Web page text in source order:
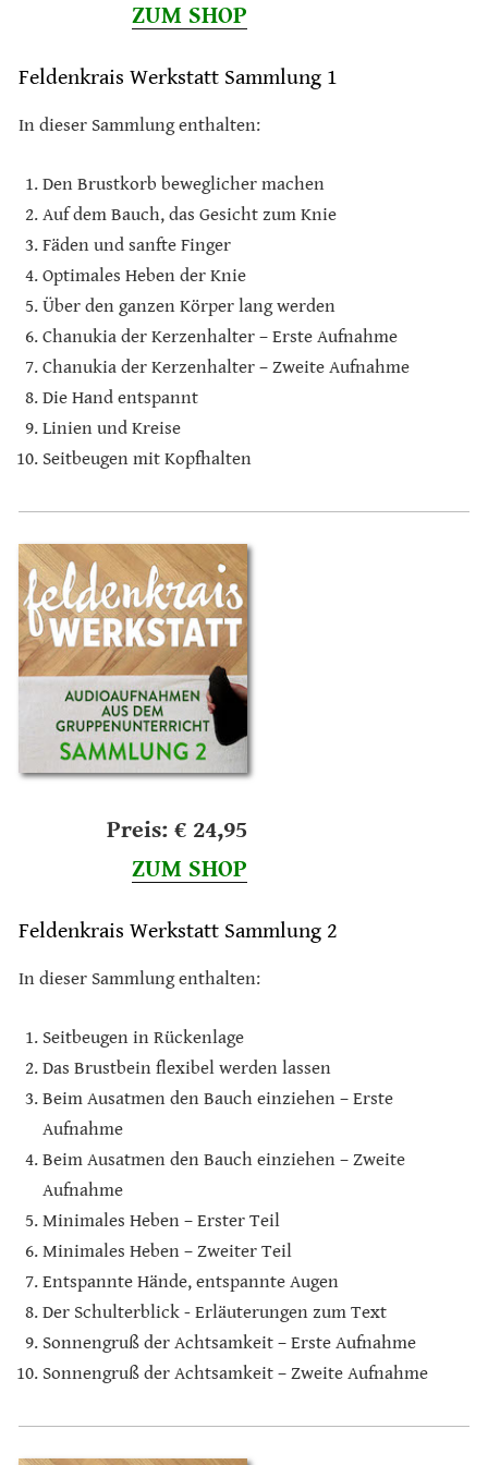
ZUM SHOP
Feldenkrais Werkstatt Sammlung 1
In dieser Sammlung enthalten:
Den Brustkorb beweglicher machen
Auf dem Bauch, das Gesicht zum Knie
Fäden und sanfte Finger
Optimales Heben der Knie
Über den ganzen Körper lang werden
Chanukia der Kerzenhalter – Erste Aufnahme
Chanukia der Kerzenhalter – Zweite Aufnahme
Die Hand entspannt
Linien und Kreise
Seitbeugen mit Kopfhalten
Preis: € 24,95
ZUM SHOP
Feldenkrais Werkstatt Sammlung 2
In dieser Sammlung enthalten:
Seitbeugen in Rückenlage
Das Brustbein flexibel werden lassen
Beim Ausatmen den Bauch einziehen – Erste
Aufnahme
Beim Ausatmen den Bauch einziehen – Zweite
Aufnahme
Minimales Heben – Erster Teil
Minimales Heben – Zweiter Teil
Entspannte Hände, entspannte Augen
Der Schulterblick - Erläuterungen zum Text
Sonnengruß der Achtsamkeit – Erste Aufnahme
Sonnengruß der Achtsamkeit – Zweite Aufnahme